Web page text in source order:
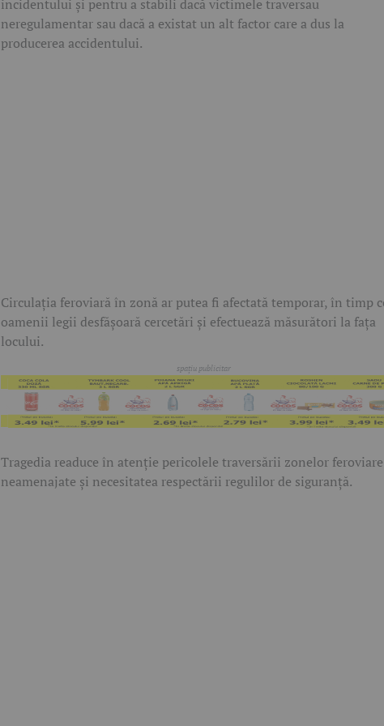
incidentului și pentru a stabili dacă victimele traversau
neregulamentar sau dacă a existat un alt factor care a dus la
producerea accidentului.
Circulația feroviară în zonă ar putea fi afectată temporar, în timp
oamenii legii desfășoară cercetări și efectuează măsurători la fața
locului.
Tragedia readuce în atenție pericolele traversării zonelor feroviare
neamenajate și necesitatea respectării regulilor de siguranță.